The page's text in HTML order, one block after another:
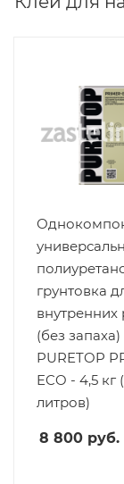
грунтовка
внутренних
(без запаха)
PURETOP
ECO - 4,5 кг
литров)
8 800 руб.